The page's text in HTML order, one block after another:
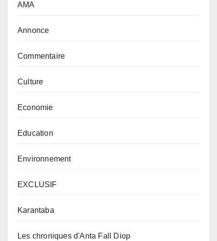
AMA
Annonce
Commentaire
Culture
Economie
Education
Environnement
EXCLUSIF
Karantaba
Les chroniques d'Anta Fall Diop